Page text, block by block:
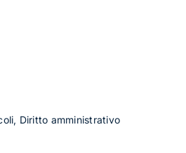
Diritto amministrativo